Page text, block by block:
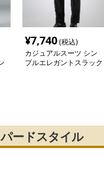
¥7,740(税込)
カジュアルスーツ シン
プルエレガントスラック
ードスタイル